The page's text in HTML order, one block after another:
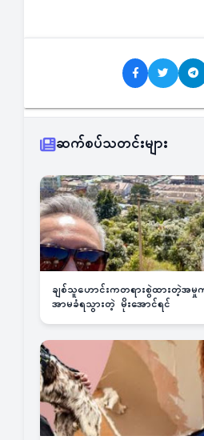
ဆက်စပ်သတင်းများ
ချစ်သူဟောင်းကတရားစွဲထားတဲ့အ
အာမခံရသွားတဲ့ မိုးအောင်ရင်